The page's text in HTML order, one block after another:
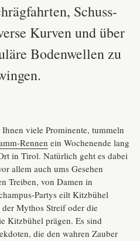
Schuss-
Kurven und über
Bodenwellen zu
viele Prominente, tummeln
Rennen ein Wochenende lang
in Tirol. Natürlich geht es dabei
allem auch ums Gesehen
Treiben, von Damen in
Partys eilt Kitzbühel
Mythos Streif oder die
Kitzbühel prägen. Es sind
die den wahren Zauber